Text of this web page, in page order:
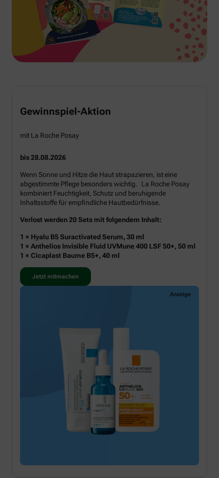
Gewinnspiel-Aktion
mit La Roche Posay
bis 28.08.2026
Wenn Sonne und Hitze die Haut strapazieren, ist eine
abgestimmte Pflege besonders wichtig. La Roche Posay
kombiniert Feuchtigkeit, Schutz und beruhigende
Inhaltsstoffe für empfindliche Hautbedürfnisse.
Verlost werden 20 Sets mit folgendem Inhalt:
1 × Hyalu B5 Suractivated Serum, 30 ml
1 × Anthelios Invisible Fluid UVMune 400 LSF 50+, 50 ml
1 × Cicaplast Baume B5+, 40 ml
Jetzt mitmachen